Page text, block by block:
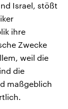
Israel, stößt
ihre
Zwecke
weil die
die
maßgeblich